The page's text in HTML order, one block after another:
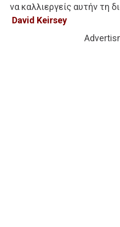
να καλλιεργείς αυτήν τη
David Keirsey